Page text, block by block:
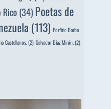
(34) Poetas de
(113) Porfirio Barba
Castellanos, (2) Salvador Díaz Mirón, (2)